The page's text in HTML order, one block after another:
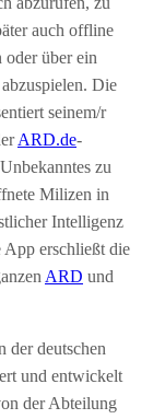
auch offline
oder über ein
Die
seinem/r
ARD.de-
zu
Milizen in
Intelligenz
App erschließt die
ARD und
der deutschen
und entwickelt
der Abteilung